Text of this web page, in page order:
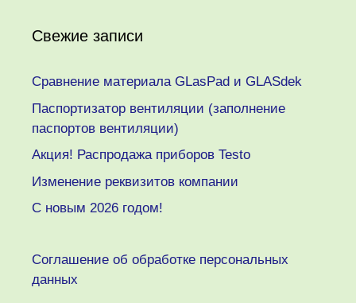
Свежие записи
Сравнение материала GLasPad и GLASdek
Паспортизатор вентиляции (заполнение
паспортов вентиляции)
Акция! Распродажа приборов Testo
Изменение реквизитов компании
C новым 2026 годом!
Соглашение об обработке персональных
данных